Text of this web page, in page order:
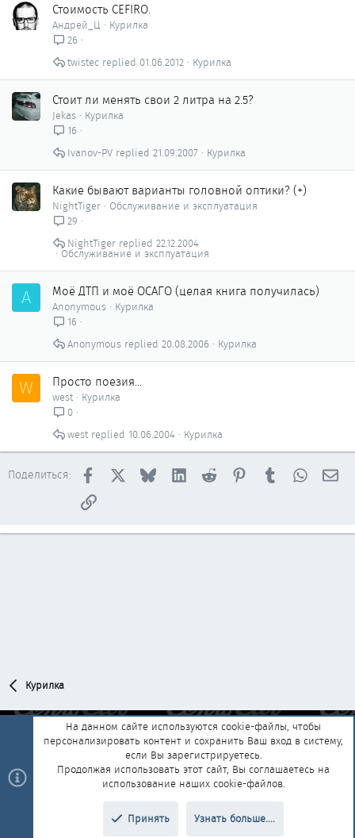
Стоимость CEFIRO.
Андрей_Ц
Курилка
26
Курилка
01.06.2012
twistec
Стоит ли менять свои 2 литра на 2.5?
Jekas
Курилка
16
Курилка
21.09.2007
Ivanov-PV
Какие бывают варианты головной оптики? (+)
NightTiger
Обслуживание и эксплуатация
29
Обслуживание и эксплуатация
22.12.2004
NightTiger
A Моё ДТП и моё ОСАГО (целая книга получилась)
Anonymous
Курилка
16
Курилка
20.08.2006
Anonymous
W Просто поезия...
west
Курилка
0
Курилка
10.06.2004
west
Поделиться: Facebook BlueskyLinkedInReddit PinterestTumblr
Ссылка
Курилка
Обратная связь
Условия и правила
Политика конфиденциальности
Помощь Главная
R
add-ons by ThemeHouse Перевод от Jumuro®
На данном сайте используются cookie-файлы, чтобы
персонализировать контент и сохранить Ваш вход в систему,
если Вы зарегистрируетесь.
Продолжая использовать этот сайт, Вы соглашаетесь на
использование наших cookie-файлов.
Принять Узнать больше....